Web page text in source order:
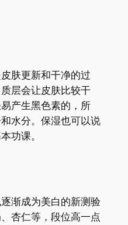
肤更新和干净的过
层会让皮肤比较干
产生黑色素的，所
水分。保湿也可以说
功课。
成为美白的新测验
杏仁等，段位高一点